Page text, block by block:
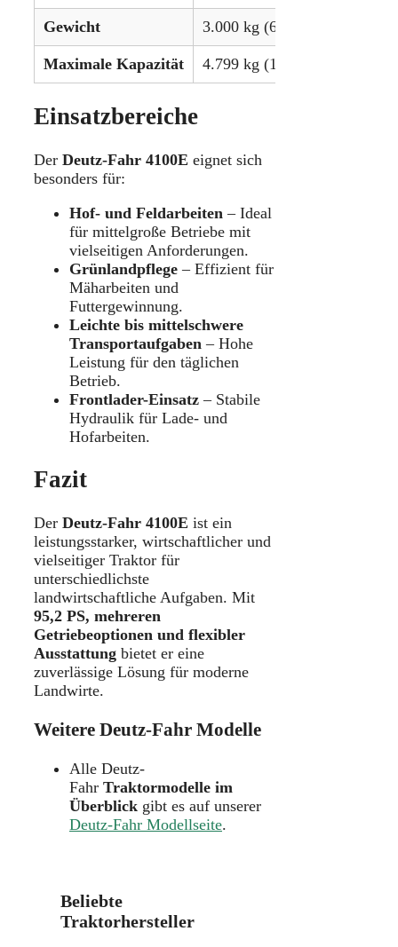
Gewicht 3.000 kg (6.614 lbs)
Maximale Kapazität 4.799 kg (10.582 lbs)
Einsatzbereiche
Der Deutz-Fahr 4100E eignet sich
besonders für:
Hof- und Feldarbeiten – Ideal
für mittelgroße Betriebe mit
vielseitigen Anforderungen.
Grünlandpflege – Effizient für
Mäharbeiten und
Futtergewinnung.
Leichte bis mittelschwere
Transportaufgaben – Hohe
Leistung für den täglichen
Betrieb.
Frontlader-Einsatz – Stabile
Hydraulik für Lade- und
Hofarbeiten.
Fazit
Der Deutz-Fahr 4100E ist ein
leistungsstarker, wirtschaftlicher und
vielseitiger Traktor für
unterschiedlichste
landwirtschaftliche Aufgaben. Mit
95,2 PS, mehreren
Getriebeoptionen und flexibler
Ausstattung bietet er eine
zuverlässige Lösung für moderne
Landwirte.
Weitere Deutz-Fahr Modelle
Alle Deutz-
Fahr Traktormodelle im
Überblick gibt es auf unserer
Deutz-Fahr Modellseite.
Beliebte
Traktorhersteller